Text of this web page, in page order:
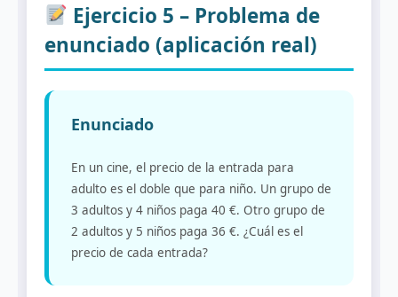
Ejercicio 5 – Problema de
enunciado (aplicación real)
Enunciado
En un cine, el precio de la entrada para
adulto es el doble que para niño. Un grupo de
3 adultos y 4 niños paga 40 €. Otro grupo de
2 adultos y 5 niños paga 36 €. ¿Cuál es el
precio de cada entrada?